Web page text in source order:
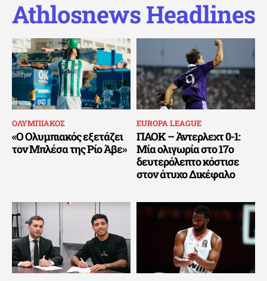
Athlosnews Headlines
ΟΛΥΜΠΙΑΚΟΣ
«Ο Ολυμπιακός εξετάζει
τον Μπλέσα της Ρίο Άβε»
EUROPA LEAGUE
ΠΑΟΚ – Άντερλεχτ 0-1:
Μία ολιγωρία στο 17ο
δευτερόλεπτο κόστισε
στον άτυχο Δικέφαλο